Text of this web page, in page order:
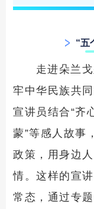
“五
走进朵兰
牢中华民族共
宣讲员结合“齐
蒙”等感人故事
政策，用身边
情。这样的宣
常态，通过专